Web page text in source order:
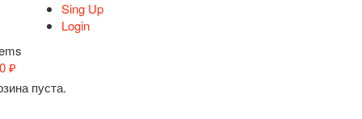
Sing Up
Login
₽
пуста.